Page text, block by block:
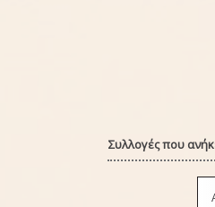
Συλλογές που